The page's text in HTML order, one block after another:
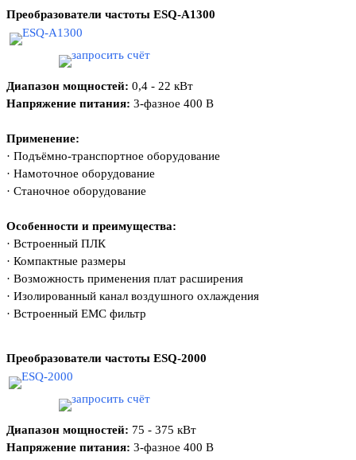
Преобразователи частоты ESQ-А1300
Диапазон мощностей: 0,4 - 22 кВт
Напряжение питания: 3-фазное 400 В
Применение:
· Подъёмно-транспортное оборудование
· Намоточное оборудование
· Станочное оборудование
Особенности и преимущества:
· Встроенный ПЛК
· Компактные размеры
· Возможность применения плат расширения
· Изолированный канал воздушного охлаждения
· Встроенный EMC фильтр
Преобразователи частоты ESQ-2000
Диапазон мощностей: 75 - 375 кВт
Напряжение питания: 3-фазное 400 В